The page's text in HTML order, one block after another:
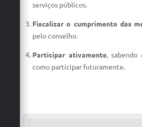
serviços públicos.
Fiscalizar o cumprimento das
pelo conselho.
Participar ativamente, sabendo
como participar futuramente.